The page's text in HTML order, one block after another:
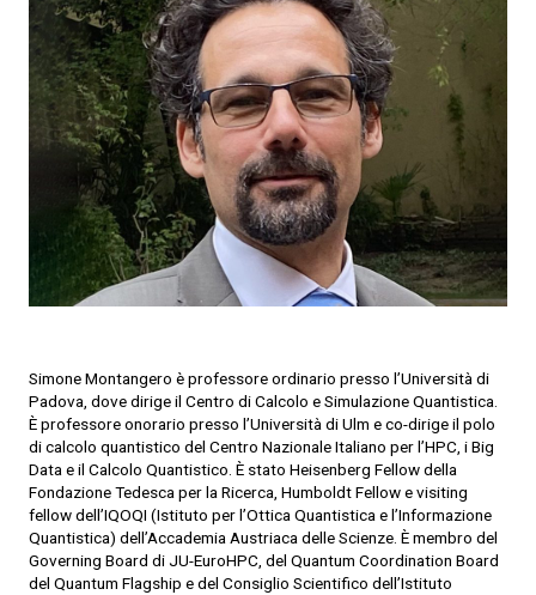
Simone Montangero è professore ordinario presso l’Università di
Padova, dove dirige il Centro di Calcolo e Simulazione Quantistica.
È professore onorario presso l’Università di Ulm e co-dirige il polo
di calcolo quantistico del Centro Nazionale Italiano per l’HPC, i Big
Data e il Calcolo Quantistico. È stato Heisenberg Fellow della
Fondazione Tedesca per la Ricerca, Humboldt Fellow e visiting
fellow dell’IQOQI (Istituto per l’Ottica Quantistica e l’Informazione
Quantistica) dell’Accademia Austriaca delle Scienze. È membro del
Governing Board di JU-EuroHPC, del Quantum Coordination Board
del Quantum Flagship e del Consiglio Scientifico dell’Istituto